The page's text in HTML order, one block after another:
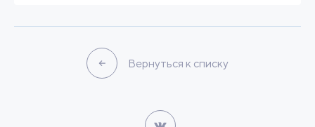
Вернуться к списку